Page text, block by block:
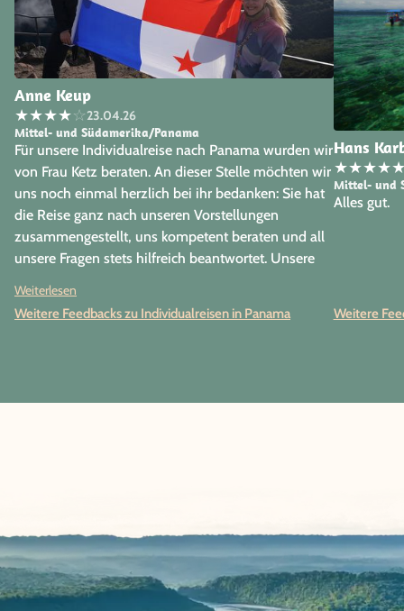
Anne Keup
★★★★☆23.04.26
Mittel- und Südamerika/Panama
Für unsere Individualreise nach Panama wurden wir
von Frau Ketz beraten. An dieser Stelle möchten wir
uns noch einmal herzlich bei ihr bedanken: Sie hat
die Reise ganz nach unseren Vorstellungen
zusammengestellt, uns kompetent beraten und all
unsere Fragen stets hilfreich beantwortet. Unsere
gelungen. Beginnend mit der kompetenten
Beratung durch PapayaTours über den
verbringen, auf der es außer Meer und Natur
praktisch nichts gibt, war eine ganz besondere und
unvergessliche Erfahrung.
Weiterlesen
Weitere Feedbacks zu Individualreisen in Panama
Hans
★★★★
Mittel- und
Alles gut.
Weitere